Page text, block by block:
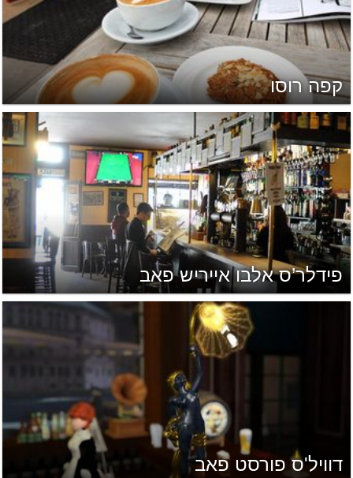
קפה רוסו
פידלר’ס אלבו אייריש פאב
דוויל'ס פורסט פאב